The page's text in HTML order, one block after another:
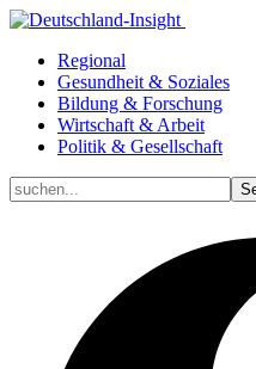
Regional
Gesundheit & Soziales
Bildung & Forschung
Wirtschaft & Arbeit
Politik & Gesellschaft